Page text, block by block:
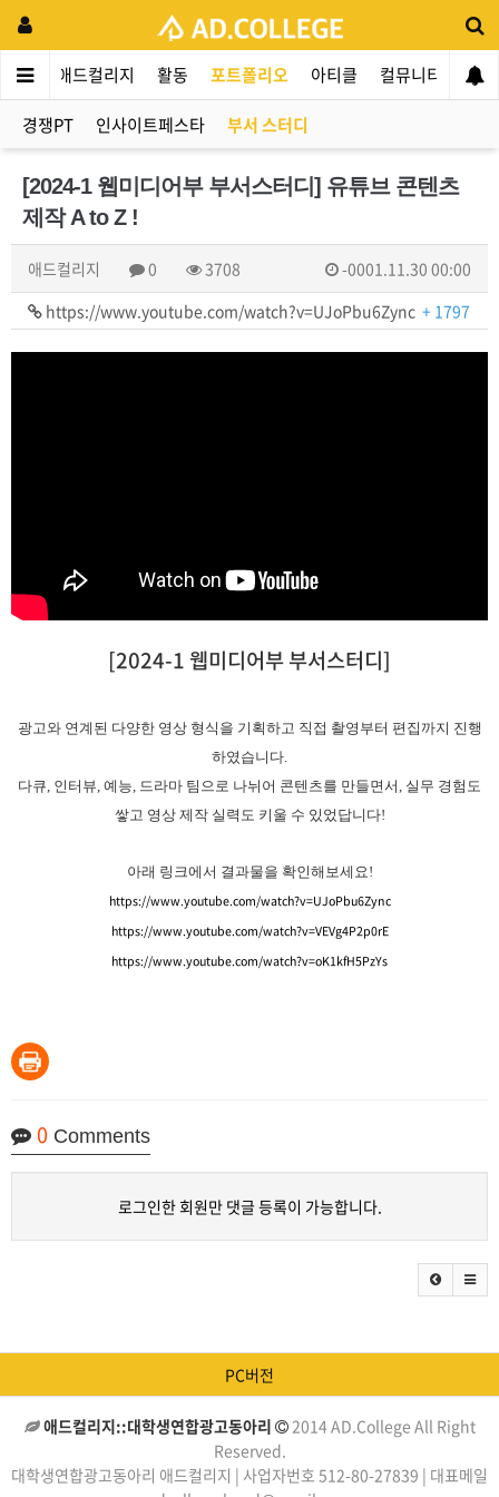
애드컬리지 활동 포트폴리오 아티클 컬뮤니티 애
경쟁PT 인사이트페스타 부서 스터디
[2024-1 웹미디어부 부서스터디] 유튜브 콘텐츠
제작 A to Z !
애드컬리지 0 3708
-0001.11.30 00:00
https://www.youtube.com/watch?v=UJoPbu6Zync + 1797
[2024-1 웹미디어부 부서스터디]
광고와 연계된 다양한 영상 형식을 기획하고 직접 촬영부터 편집까지 진행
하였습니다.
다큐, 인터뷰, 예능, 드라마 팀으로 나뉘어 콘텐츠를 만들면서, 실무 경험도
쌓고 영상 제작 실력도 키울 수 있었답니다!
아래 링크에서 결과물을 확인해보세요!
https://www.youtube.com/watch?v=UJoPbu6Zync
https://www.youtube.com/watch?v=VEVg4P2p0rE
https://www.youtube.com/watch?v=oK1kfH5PzYs
0 Comments
로그인한 회원만 댓글 등록이 가능합니다.
PC버전
애드컬리지::대학생연합광고동아리
2014 AD.College All Right
Reserved.
대학생연합광고동아리 애드컬리지 | 사업자번호 512-80-27839 | 대표메일